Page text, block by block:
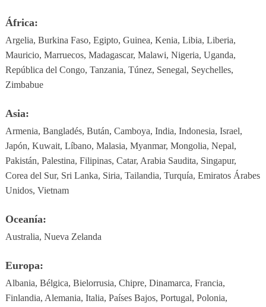
África:
Argelia, Burkina Faso, Egipto, Guinea, Kenia, Libia, Liberia,
Mauricio, Marruecos, Madagascar, Malawi, Nigeria, Uganda,
República del Congo, Tanzania, Túnez, Senegal, Seychelles,
Zimbabue
Asia:
Armenia, Bangladés, Bután, Camboya, India, Indonesia, Israel,
Japón, Kuwait, Líbano, Malasia, Myanmar, Mongolia, Nepal,
Pakistán, Palestina, Filipinas, Catar, Arabia Saudita, Singapur,
Corea del Sur, Sri Lanka, Siria, Tailandia, Turquía, Emiratos Árabes
Unidos, Vietnam
Oceanía:
Australia, Nueva Zelanda
Europa:
Albania, Bélgica, Bielorrusia, Chipre, Dinamarca, Francia,
Finlandia, Alemania, Italia, Países Bajos, Portugal, Polonia,